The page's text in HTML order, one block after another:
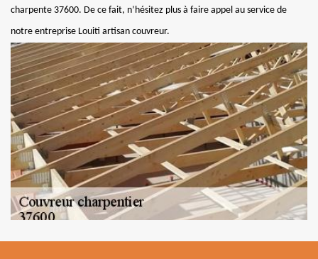
charpente 37600. De ce fait, n’hésitez plus à faire appel au service de
notre entreprise Louiti artisan couvreur.